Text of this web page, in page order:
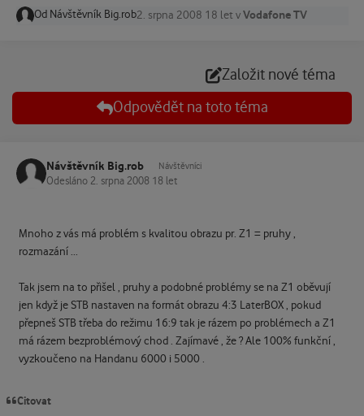
Od Návštěvník Big.rob2. srpna 2008 18 let vVodafone TV
Založit nové téma
Odpovědět na toto téma
Návštěvník Big.rob Návštěvníci
Odesláno 2. srpna 2008 18 let
Mnoho z vás má problém s kvalitou obrazu pr. Z1 = pruhy ,
rozmazání ...
Tak jsem na to přišel , pruhy a podobné problémy se na Z1 oběvují
jen když je STB nastaven na formát obrazu 4:3 LaterBOX , pokud
přepneš STB třeba do režimu 16:9 tak je rázem po problémech a Z1
má rázem bezproblémový chod . Zajímavé , že ? Ale 100% funkční ,
vyzkoučeno na Handanu 6000 i 5000 .
Citovat